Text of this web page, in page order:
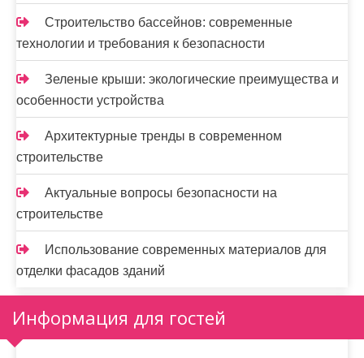
Строительство бассейнов: современные
технологии и требования к безопасности
Зеленые крыши: экологические преимущества и
особенности устройства
Архитектурные тренды в современном
строительстве
Актуальные вопросы безопасности на
строительстве
Использование современных материалов для
отделки фасадов зданий
Информация для гостей